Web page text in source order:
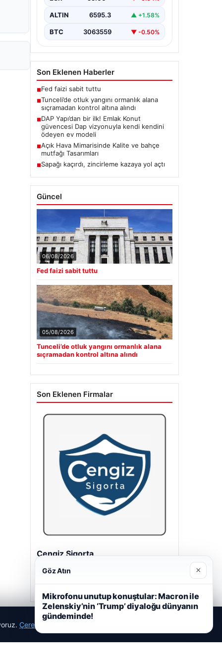
Karyemez köyleri arasında bulunan
belirlenemeyen bir nedenle…
ALTIN 6595.3 ▲ +1.58%
BTC 3063559 ▼ -0.50%
Son Eklenen Haberler
■Fed faizi sabit tuttu
■Tunceli’de otluk yangını ormanlık alana
sıçramadan kontrol altına alındı
■DAP Yapı’dan bir ilk! Emlak Konut
güvencesi Dap vizyonuyla kendi kendini
ödeyen ev modeli
■Açık Hava Mimarisinde Kalite ve bahçe
mutfağı Tasarımları
■Sapağı kaçırdı, zincirleme kazaya yol açtı
Güncel
06/08/2026
Fed faizi sabit tuttu
05/08/2026
Tunceli’de otluk yangını ormanlık alana
sıçramadan kontrol altına alındı
Son Eklenen Firmalar
Cengiz Sigorta
Çerez Politikamız
Göz Atın ×
Mikrofonu unutup konuştular: Macron ile
Zelenskiy’nin ‘Trump’ diyaloğu dünyanın
gündeminde!